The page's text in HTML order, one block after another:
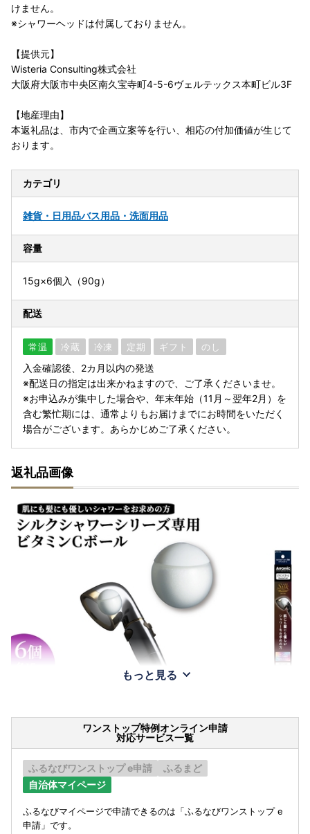
けません。
※シャワーヘッドは付属しておりません。
【提供元】
Wisteria Consulting株式会社
大阪府大阪市中央区南久宝寺町4-5-6ヴェルテックス本町ビル3F
【地産理由】
本返礼品は、市内で企画立案等を行い、相応の付加価値が生じて
おります。
カテゴリ
雑貨・日用品バス用品・洗面用品
容量
15g×6個入（90g）
配送
常温 冷蔵 冷凍 定期 ギフト のし
入金確認後、2カ月以内の発送
※配送日の指定は出来かねますので、ご了承くださいませ。
※お申込みが集中した場合や、年末年始（11月～翌年2月）を
含む繁忙期には、通常よりもお届けまでにお時間をいただく
場合がございます。あらかじめご了承ください。
返礼品画像
もっと見る
ワンストップ特例オンライン申請
対応サービス一覧
ふるなびワンストップ e申請
ふるまど
自治体マイページ
ふるなびマイページで申請できるのは「ふるなびワンストップ e
申請」です。